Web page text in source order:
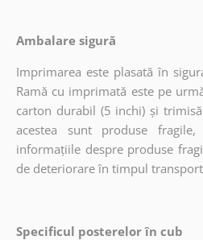
Ambalare sigură
Imprimarea este plasată în
Ramă cu imprimată este pe
carton durabil (5 inchi) și
acestea sunt produse
informațiile despre produse
de deteriorare în timpul
Specificul posterelor în cub